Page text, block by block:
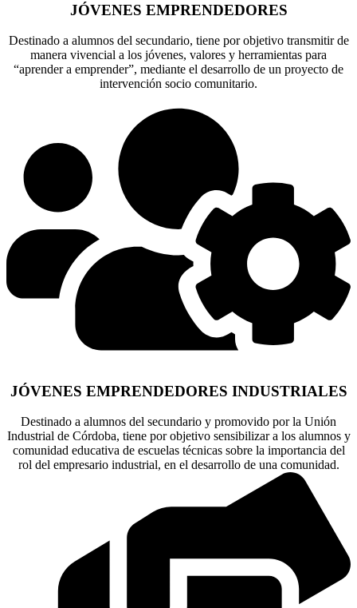
JÓVENES EMPRENDEDORES
Destinado a alumnos del secundario, tiene por objetivo transmitir de
manera vivencial a los jóvenes, valores y herramientas para
“aprender a emprender”, mediante el desarrollo de un proyecto de
intervención socio comunitario.
JÓVENES EMPRENDEDORES INDUSTRIALES
Destinado a alumnos del secundario y promovido por la Unión
Industrial de Córdoba, tiene por objetivo sensibilizar a los alumnos y
comunidad educativa de escuelas técnicas sobre la importancia del
rol del empresario industrial, en el desarrollo de una comunidad.